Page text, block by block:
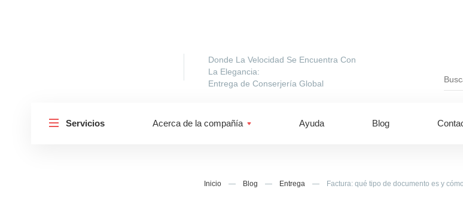
Donde La Velocidad Se Encuentra Con
La Elegancia:
Entrega de Conserjería Global
Servicios Acerca de la compañía Ayuda Blog
Inicio — Blog — Entrega — Factura: qué tipo de documento es y